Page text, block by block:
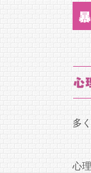
心
多
心